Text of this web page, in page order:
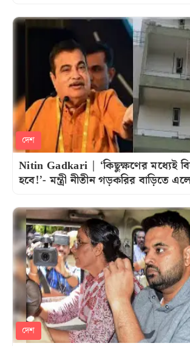
দেশ
Nitin Gadkari | ‘কিছুক্ষণের মধ্যেই
হবে!’- মন্ত্রী নীতীন গড়করির বাড়িতে
দেশ